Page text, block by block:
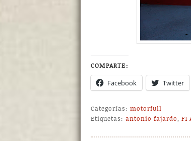
COMPARTE:
Facebook Twitter
Categorías: motorfull
Etiquetas: antonio fajardo, F1